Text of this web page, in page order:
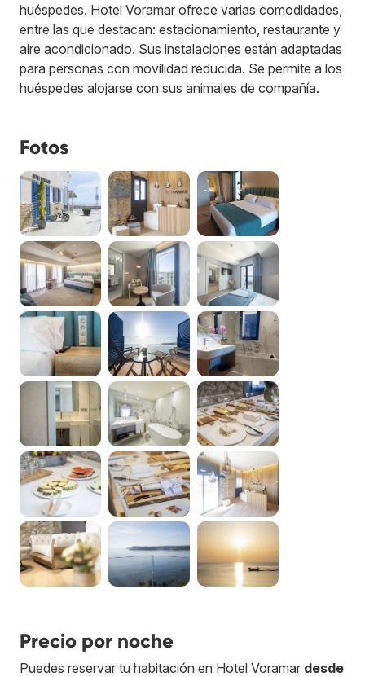
huéspedes. Hotel Voramar ofrece varias comodidades,
entre las que destacan: estacionamiento, restaurante y
aire acondicionado. Sus instalaciones están adaptadas
para personas con movilidad reducida. Se permite a los
huéspedes alojarse con sus animales de compañía.
Fotos
Precio por noche
Puedes reservar tu habitación en Hotel Voramar desde